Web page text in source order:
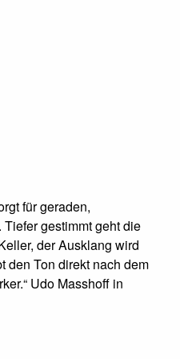
für geraden,
gestimmt geht die
der Ausklang wird
den Ton direkt nach dem
Udo Masshoff in